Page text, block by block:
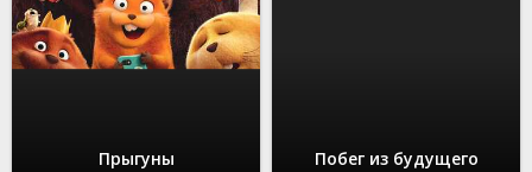
Прыгуны Побег из будущего